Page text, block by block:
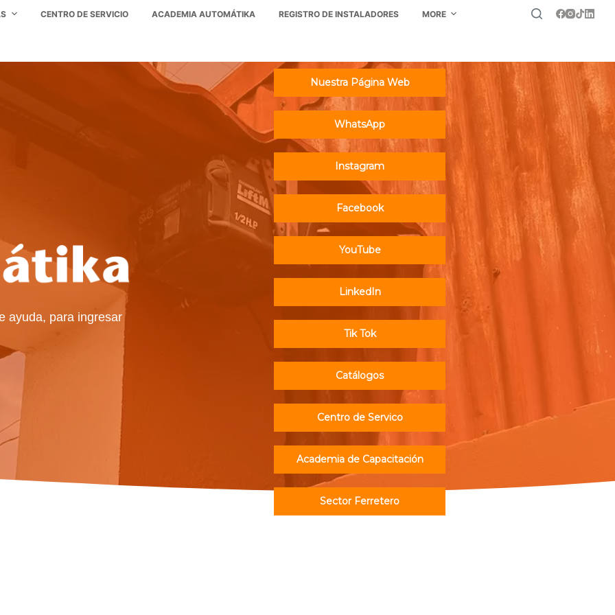
CENTRO DE SERVICIO ACADEMIA AUTOMÁTIKA REGISTRO DE INSTALADORES MORE
ayuda, para ingresar
Nuestra Página Web
WhatsApp
Instagram
Facebook
YouTube
LinkedIn
Tik Tok
Catálogos
Centro de Servico
Academia de Capacitación
Sector Ferretero